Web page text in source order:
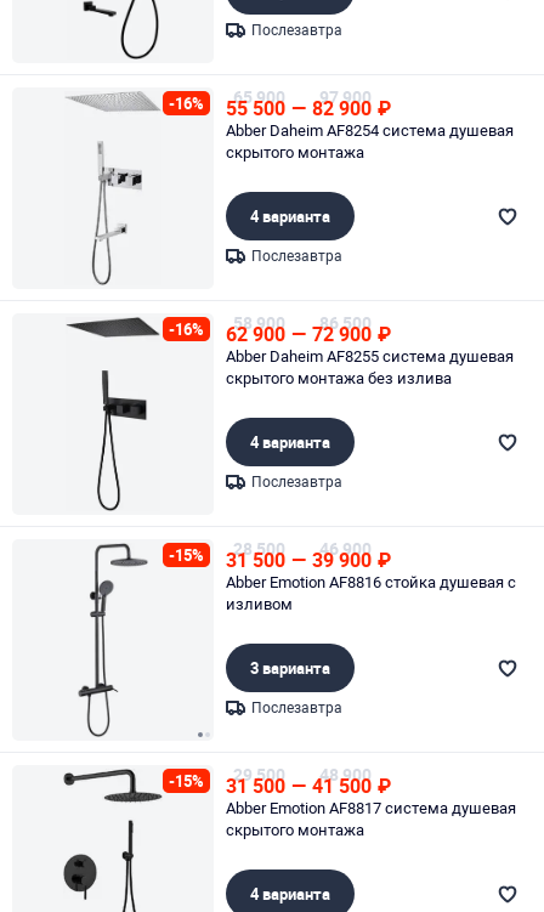
Послезавтра
-16% 65 900
55 500 — 97 900
82 900 ₽
Abber Daheim AF8254 система душевая
скрытого монтажа
4 варианта
Послезавтра
-16% 58 900
62 900 — 86 500
72 900 ₽
Abber Daheim AF8255 система душевая
скрытого монтажа без излива
4 варианта
Послезавтра
-15% 28 500
31 500 — 46 900
39 900 ₽
Abber Emotion AF8816 стойка душевая с
изливом
3 варианта
Послезавтра
-15% 29 500
31 500 — 48 900
41 500 ₽
Abber Emotion AF8817 система душевая
скрытого монтажа
4 варианта